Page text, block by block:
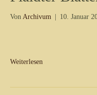
Von Archivum 10. Januar
Weiterlesen